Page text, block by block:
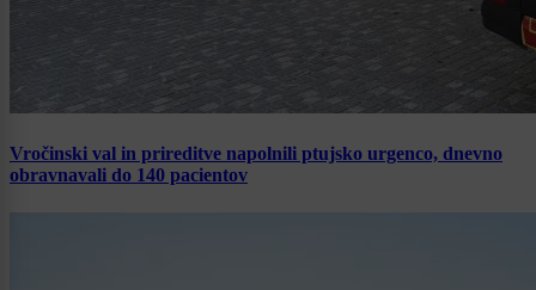
Vročinski val in prireditve napolnili ptujsko urgenco, dnevno
obravnavali do 140 pacientov